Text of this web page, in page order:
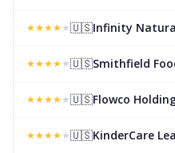
★★★★★🇺🇸Infinity
★★★★★🇺🇸Smithfield
★★★★★🇺🇸Flowco
★★★★★🇺🇸KinderCare